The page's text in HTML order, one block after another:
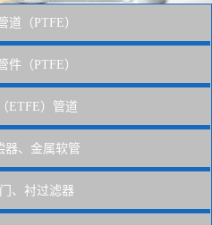
道（PTFE）
件（PTFE）
ETFE）管道
器、金属软管
、衬过滤器